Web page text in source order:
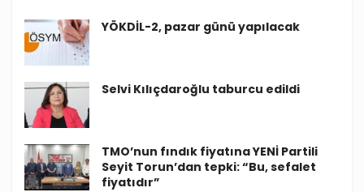
YÖKDİL-2, pazar günü yapılacak
Selvi Kılıçdaroğlu taburcu edildi
TMO’nun fındık fiyatına YENİ Partili
Seyit Torun’dan tepki: “Bu, sefalet
fiyatıdır”